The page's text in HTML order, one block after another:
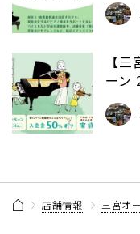
【
ーン
店舗情報 三宮オ